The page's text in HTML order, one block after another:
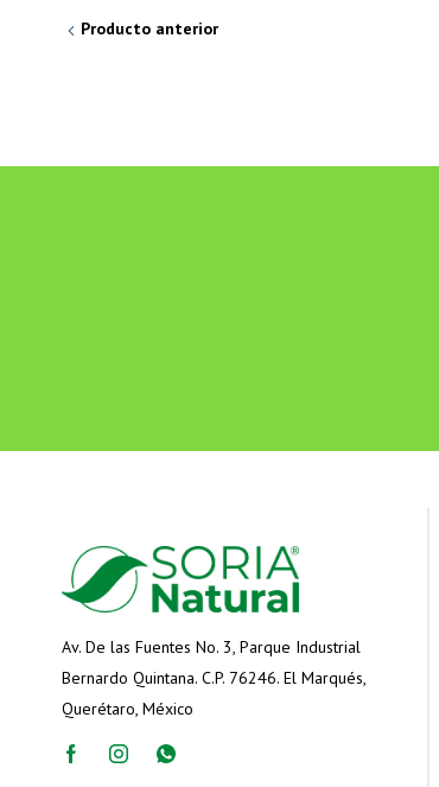
Producto anterior
Av. De las Fuentes No. 3, Parque Industrial
Bernardo Quintana. C.P. 76246. El Marqués,
Querétaro, México